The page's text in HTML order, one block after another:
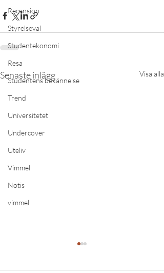
Recension
Styrelseval
Studentekonomi
Resa
Studentens bekännelse
Trend
Universitetet
Undercover
Uteliv
Vimmel
Notis
vimmel
Senaste inlägg Visa alla